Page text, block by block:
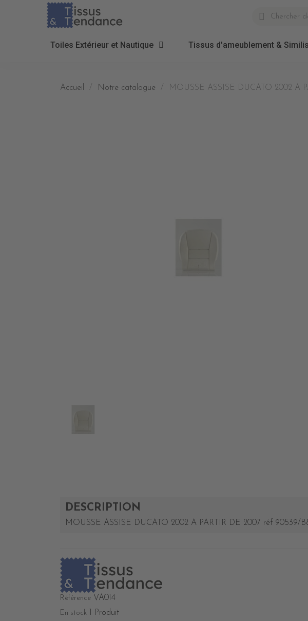
Toiles Extérieur et Nautique Tissus d'ameublement &
Accueil Notre catalogue MOUSSE ASSISE DUCATO 2002 A
DESCRIPTION
MOUSSE ASSISE DUCATO 2002 A PARTIR DE 2007 réf 90539/
Référence VA014
En stock 1 Produit